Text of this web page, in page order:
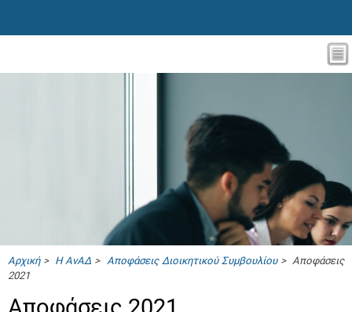
Αρχική> Η ΑνΑΔ > Αποφάσεις Διοικητικού Συμβουλίου> Αποφάσεις
2021